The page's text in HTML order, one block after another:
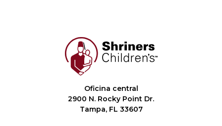
Oficina central
2900 N. Rocky Point Dr.
Tampa, FL 33607